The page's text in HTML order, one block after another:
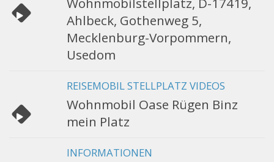
Ahlbeck, Gothenweg 5,
Mecklenburg-Vorpommern,
Usedom
REISEMOBIL STELLPLATZ VIDEOS
Wohnmobil Oase Rügen Binz
mein Platz
INFORMATIONEN